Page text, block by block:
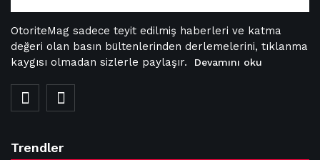
OtoriteMag sadece teyit edilmiş haberleri ve katma
değeri olan basın bültenlerinden derlemelerini, tıklanma
kaygısı olmadan sizlerle paylaşır.
Devamını oku
Trendler